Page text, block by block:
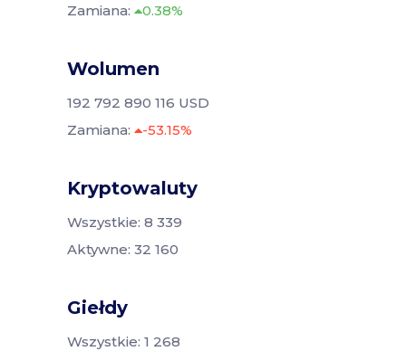
Zamiana:
0.38%
Wolumen
192 792 890 116 USD
Zamiana:
-53.15%
Kryptowaluty
Wszystkie: 8 339
Aktywne: 32 160
Giełdy
Wszystkie: 1 268